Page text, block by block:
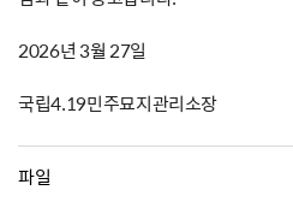
2026년 3월 27일
국립4.19민주묘지관리소장
파일